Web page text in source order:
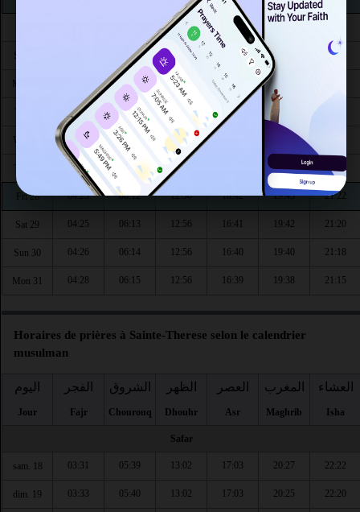
12:58 16:48
Sun 23 06:06 12:58 16:47 19:52 21:34
Mon 24 06:07 12:58 16:46 19:51
04:17 06:08 16:45 19:49
Wed 26 04:19 06:09 12:57
04:21 06:11 12:57 19:45
Fri 28 04:23 06:12 12:56 16:42 19:43 21:22
Sat 29 04:25 06:13 12:56 16:41 19:42 21:20
Sun 30 04:26 06:14 12:56 16:40 19:40 21:18
Mon 31 04:28 06:15 12:56 16:39 19:38 21:15
Horaires de prières à Sainte-Therese selon le calendrier
musulman
اليوم
Jour
الفجر
Fajr
الشروق
Chourouq
الظهر
Dhouhr
العصر
Asr
المغرب
Maghrib
العشاء
Isha
Safar
sam. 18 03:31 05:39 13:02 17:03 20:27 22:22
dim. 19 03:33 05:40 13:02 17:03 20:25 22:20